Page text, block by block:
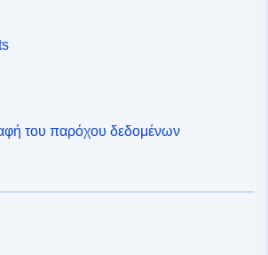
του παρόχου δεδομένων